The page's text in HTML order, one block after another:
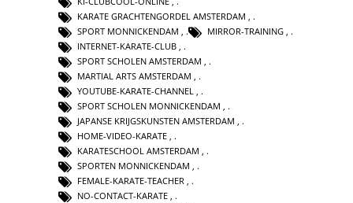
KARATE GRACHTENGORDEL AMSTERDAM
SPORT MONNICKENDAM
MIRROR-TRAINING
INTERNET-KARATE-CLUB
SPORT SCHOLEN AMSTERDAM
MARTIAL ARTS AMSTERDAM
YOUTUBE-KARATE-CHANNEL
SPORT SCHOLEN MONNICKENDAM
JAPANSE KRIJGSKUNSTEN AMSTERDAM ,
HOME-VIDEO-KARATE ,
KARATESCHOOL AMSTERDAM ,
SPORTEN MONNICKENDAM ,
FEMALE-KARATE-TEACHER ,
NO-CONTACT-KARATE ,